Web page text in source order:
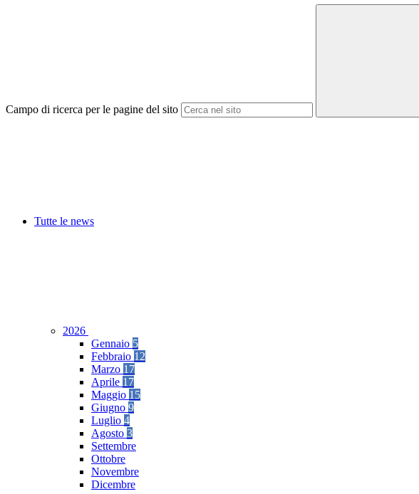
Campo di ricerca per le pagine del sito
Tutte le news
2026
Gennaio 5
Febbraio 12
Marzo 17
Aprile 17
Maggio 15
Giugno 9
Luglio 4
Agosto 3
Settembre
Ottobre
Novembre
Dicembre